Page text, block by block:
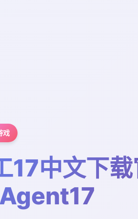
戏
17中文下